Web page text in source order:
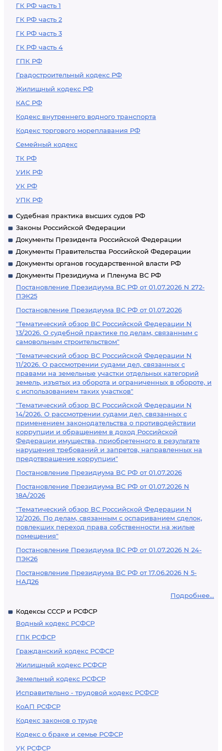
ГК РФ часть 1
ГК РФ часть 2
ГК РФ часть 3
ГК РФ часть 4
ГПК РФ
Градостроительный кодекс РФ
Жилищный кодекс РФ
КАС РФ
Кодекс внутреннего водного транспорта
Кодекс торгового мореплавания РФ
Семейный кодекс
ТК РФ
УИК РФ
УК РФ
УПК РФ
Судебная практика высших судов РФ
Законы Российской Федерации
Документы Президента Российской Федерации
Документы Правительства Российской Федерации
Документы органов государственной власти РФ
Документы Президиума и Пленума ВС РФ
Постановление Президиума ВС РФ от 01.07.2026 N 272-
ПЭК25
Постановление Президиума ВС РФ от 01.07.2026
"Тематический обзор ВС Российской Федерации N
13/2026. О судебной практике по делам, связанным с
самовольным строительством"
"Тематический обзор ВС Российской Федерации N
11/2026. О рассмотрении судами дел, связанных с
правами на земельные участки отдельных категорий
земель, изъятых из оборота и ограниченных в обороте, и
с использованием таких участков"
"Тематический обзор ВС Российской Федерации N
14/2026. О рассмотрении судами дел, связанных с
применением законодательства о противодействии
коррупции и обращением в доход Российской
Федерации имущества, приобретенного в результате
нарушения требований и запретов, направленных на
предотвращение коррупции"
Постановление Президиума ВС РФ от 01.07.2026
Постановление Президиума ВС РФ от 01.07.2026 N
18А/2026
"Тематический обзор ВС Российской Федерации N
12/2026. По делам, связанным с оспариванием сделок,
повлекших переход права собственности на жилые
помещения"
Постановление Президиума ВС РФ от 01.07.2026 N 24-
ПЭК26
Постановление Президиума ВС РФ от 17.06.2026 N 5-
НАД26
Подробнее...
Кодексы СССР и РСФСР
Водный кодекс РСФСР
ГПК РСФСР
Гражданский кодекс РСФСР
Жилищный кодекс РСФСР
Земельный кодекс РСФСР
Исправительно - трудовой кодекс РСФСР
КоАП РСФСР
Кодекс законов о труде
Кодекс о браке и семье РСФСР
УК РСФСР
бюджета субъекта
Российской
Федерации
(местного бюджета)